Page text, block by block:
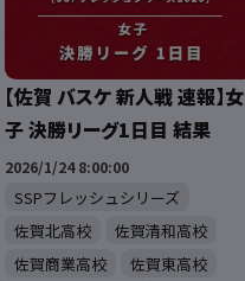
【佐賀 バスケ 新人戦 速報】女
子 決勝リーグ1日目 結果
2026/1/24 8:00:00
SSPフレッシュシリーズ
佐賀北高校
佐賀清和高校
佐賀商業高校
佐賀東高校